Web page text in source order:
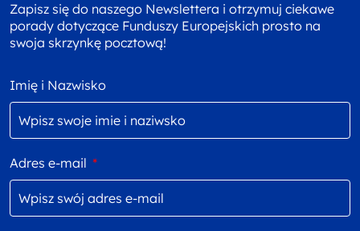
Zapisz się do naszego Newslettera i otrzymuj ciekawe
porady dotyczące Funduszy Europejskich prosto na
swoja skrzynkę pocztową!
Imię i Nazwisko
Adres e-mail *